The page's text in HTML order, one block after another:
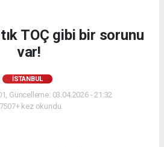
TOÇ gibi bir sorunu
var!
İSTANBUL
Güncelleme: 03.04.2026 - 21:32
kez okundu.